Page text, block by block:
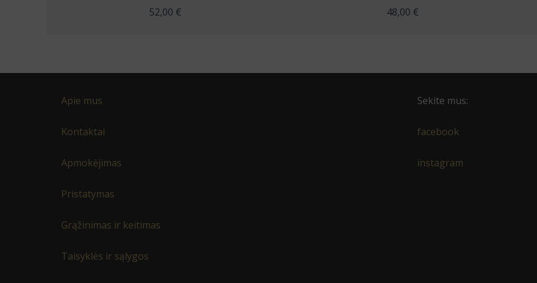
48,00 €
48,00 €
Apie mus
Kontaktai
Apmokėjimas
Pristatymas
Grąžinimas ir keitimas
Taisyklės ir sąlygos
Sekite mus:
facebook
instagram